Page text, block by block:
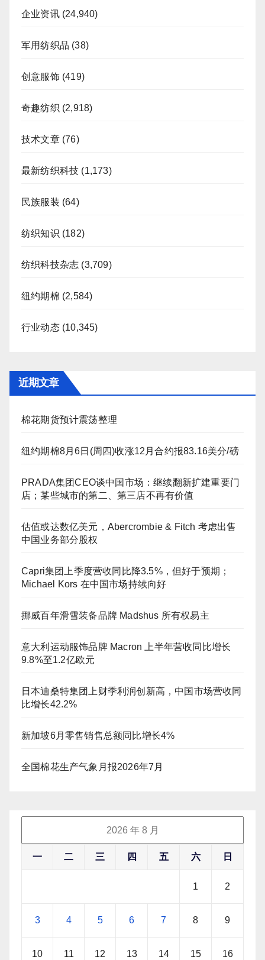
企业资讯(24,940)
军用纺织品 (38)
创意服饰(419)
奇趣纺织 (2,918)
技术文章(76)
最新纺织科技 (1,173)
民族服装 (64)
纺织知识 (182)
纺织科技杂志 (3,709)
纽约期棉 (2,584)
行业动态(10,345)
近期文章
棉花期货预计震荡整理
纽约期棉8月6日(周四)收涨12月合约报83.16美分/磅
PRADA集团CEO谈中国市场：继续翻新扩建重要门
店；某些城市的第二、第三店不再有价值
估值或达数亿美元，Abercrombie & Fitch 考虑出售
中国业务部分股权
Capri集团上季度营收同比降3.5%，但好于预期；
Michael Kors 在中国市场持续向好
挪威百年滑雪装备品牌 Madshus 所有权易主
意大利运动服饰品牌 Macron 上半年营收同比增长
9.8%至1.2亿欧元
日本迪桑特集团上财季利润创新高，中国市场营收同
比增长42.2%
新加坡6月零售销售总额同比增长4%
全国棉花生产气象月报2026年7月
2026 年 8 月
一 二 三 四 五 六 日
1 2
3 4 5 6 7 8 9
10 11 12 13 14 15 16